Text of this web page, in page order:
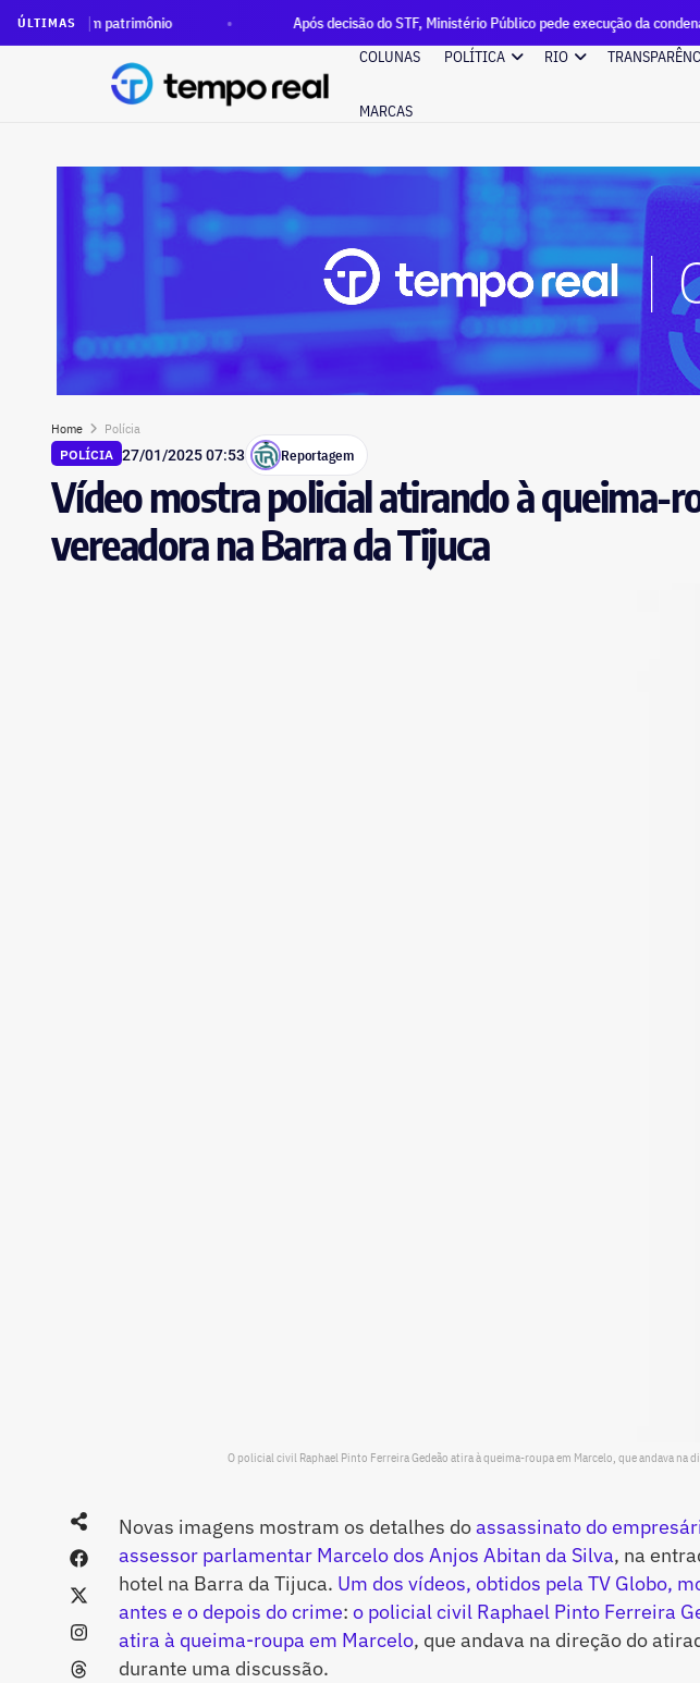
ÚLTIMAS
patrimônio Após decisão do STF, Ministério Público pede execução da condenação e da
COLUNAS
POLÍTICA RIO
MARCAS
Home
Polícia
POLÍCIA 27/01/2025 07:53 Reportagem
Vídeo mostra policial atirando à queima-
vereadora na Barra da Tijuca
O policial civil Raphael Pinto Ferreira Gedeão atira à queima-roupa em Marcelo, que andava
Novas imagens mostram os detalhes doassassinato do
assessor parlamentar Marcelo dos Anjos Abitan da Silva, na
hotel na Barra da Tijuca. Um dos vídeos, obtidos pela TV Globo,
antes e o depois do crime: o policial civil Raphael Pinto Ferreira
atira à queima-roupa em Marcelo, que andava na direção do
durante uma discussão.